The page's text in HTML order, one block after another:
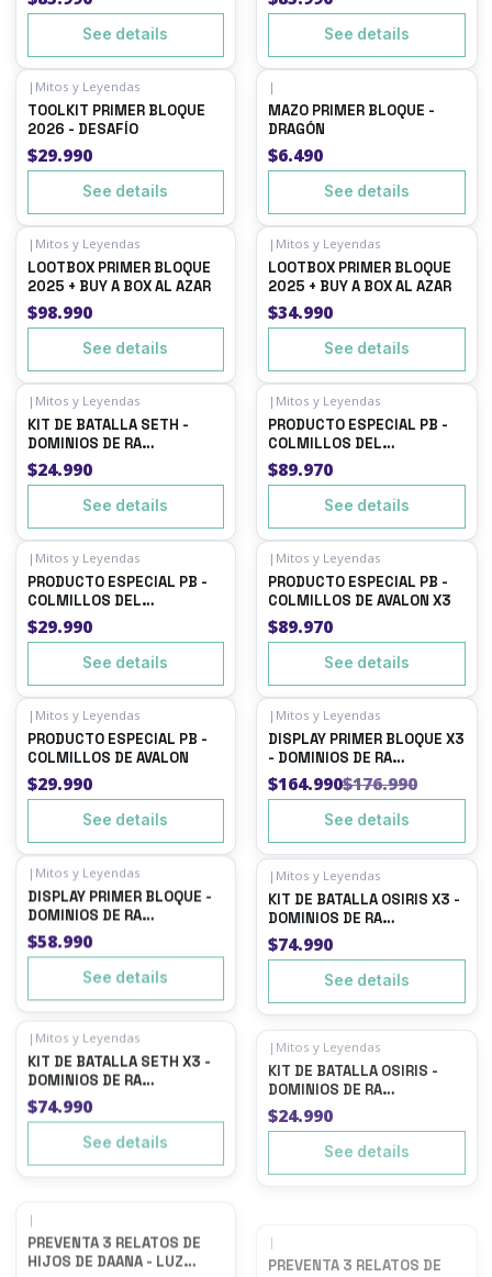
See details See details
Out of stock
| Mitos y Leyendas
TOOLKIT PRIMER BLOQUE
2026 - DESAFÍO
$29.990
See details
|
MAZO PRIMER BLOQUE -
DRAGÓN
$6.490
See details
Out of stock
| Mitos y Leyendas
LOOTBOX PRIMER BLOQUE
2025 + BUY A BOX AL AZAR
$98.990
See details
Out of stock
| Mitos y Leyendas
LOOTBOX PRIMER BLOQUE
2025 + BUY A BOX AL AZAR
$34.990
See details
Out of stock
| Mitos y Leyendas
KIT DE BATALLA SETH -
DOMINIOS DE RA
ANIVERSARIO
$24.990
See details
Out of stock
| Mitos y Leyendas
PRODUCTO ESPECIAL PB -
COLMILLOS DEL
INFRAMUNDO X3
$89.970
See details
Out of stock
| Mitos y Leyendas
PRODUCTO ESPECIAL PB -
COLMILLOS DEL
INFRAMUNDO
$29.990
See details
Out of stock
| Mitos y Leyendas
PRODUCTO ESPECIAL PB -
COLMILLOS DE AVALON X3
$89.970
See details
Out of stock
| Mitos y Leyendas
PRODUCTO ESPECIAL PB -
COLMILLOS DE AVALON
$29.990
See details
-7%OFF
Out of stock
| Mitos y Leyendas
DISPLAY PRIMER BLOQUE X3
- DOMINIOS DE RA
ANIVERSARIO
$164.990$176.990
See details
Out of stock
| Mitos y Leyendas
DISPLAY PRIMER BLOQUE -
DOMINIOS DE RA
ANIVERSARIO
$58.990
See details
Out of stock
| Mitos y Leyendas
KIT DE BATALLA OSIRIS X3 -
DOMINIOS DE RA
ANIVERSARIO
$74.990
See details
Out of stock
KIT DE BATALLA SETH X3 -
DOMINIOS DE RA
ANIVERSARIO
$74.990
See details
KIT DE BATALLA OSIRIS -
DOMINIOS DE RA
ANIVERSARIO
$24.990
See details
PREVENTA 3 RELATOS DE
HIJOS DE DAANA - LUZ
ESMERALDA + 2 CARTAS
SECRETAS AL AZAR
$67.990$74.990
DE CUCHULAIN + 2 CARTAS
SECRETAS AL AZAR
$67.990$74.990